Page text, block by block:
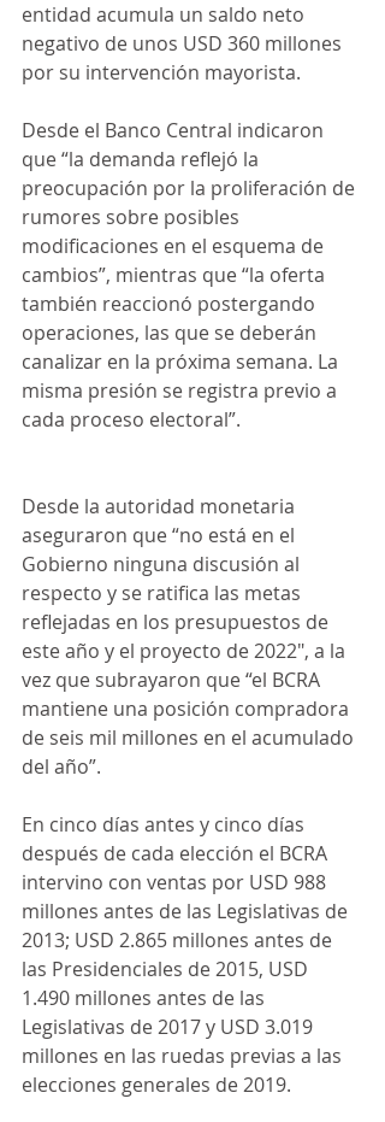
entidad acumula un saldo neto
negativo de unos USD 360 millones
por su intervención mayorista.
Desde el Banco Central indicaron
que “la demanda reflejó la
preocupación por la proliferación de
rumores sobre posibles
modificaciones en el esquema de
cambios”, mientras que “la oferta
también reaccionó postergando
operaciones, las que se deberán
canalizar en la próxima semana. La
misma presión se registra previo a
cada proceso electoral”.
Desde la autoridad monetaria
aseguraron que “no está en el
Gobierno ninguna discusión al
respecto y se ratifica las metas
reflejadas en los presupuestos de
este año y el proyecto de 2022″, a la
vez que subrayaron que “el BCRA
mantiene una posición compradora
de seis mil millones en el acumulado
del año”.
En cinco días antes y cinco días
después de cada elección el BCRA
intervino con ventas por USD 988
millones antes de las Legislativas de
2013; USD 2.865 millones antes de
las Presidenciales de 2015, USD
1.490 millones antes de las
Legislativas de 2017 y USD 3.019
millones en las ruedas previas a las
elecciones generales de 2019.